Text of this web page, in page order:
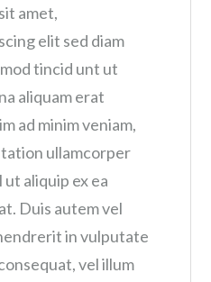
amet,
elit sed diam
tincid unt ut
aliquam erat
ad minim veniam,
ullamcorper
aliquip ex ea
Duis autem vel
in vulputate
vel illum